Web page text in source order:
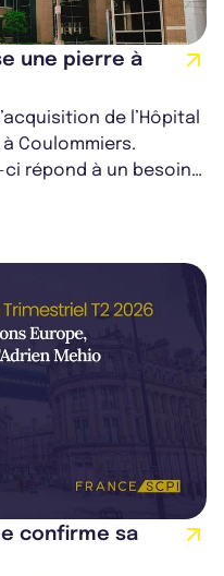
une pierre à
de l’Hôpital
Coulommiers.
ci répond à un besoin
confirme sa